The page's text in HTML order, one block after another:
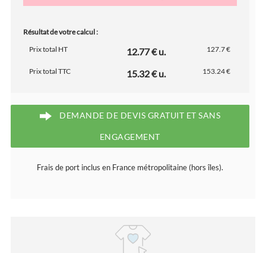
Résultat de votre calcul :
Prix total HT
12.77 € u. 127.7 €
Prix total TTC 15.32 € u. 153.24 €
DEMANDE DE DEVIS GRATUIT ET SANS
ENGAGEMENT
Frais de port inclus en France métropolitaine (hors îles).